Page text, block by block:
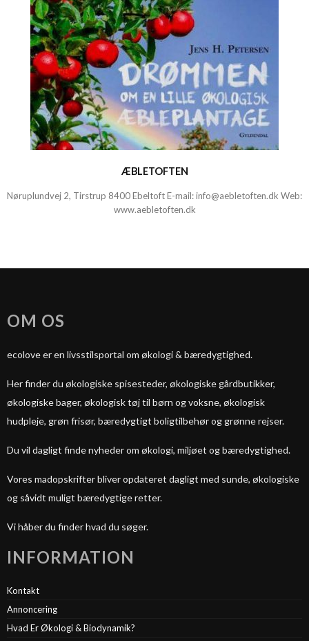
ÆBLETOFTEN
Nøruplundvej 2, Tirstrup 8400 Ebeltoft E-mail:info@aebletoften.dk Web:
www.aebletoften.dk
OM OS
ecolove er en livsstilsportal om økologi & bæredygtighed.
Her finder du økologiske spisesteder, økologiske gårdbutikker,
økologiske bager, økologisk tøj til børn og voksne, økologisk
hudpleje, grøn frisør, bæredygtigt boligtilbehør og grønne rejser.
Du vil dagligt finde nyheder om økologi, miljøet og bæredygtighed.
Vores madopskrifter bliver opdateret dagligt med sunde, økologiske
og såvidt muligt bæredygtige retter.
Vi håber du finder hvad du søger.
INFORMATION
Kontakt
Annoncering
Hvad Er Økologi & Biodynamik?